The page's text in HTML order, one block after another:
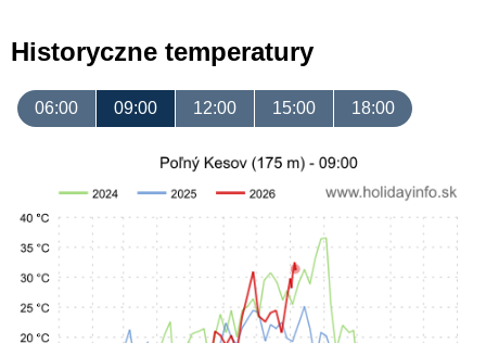
Historyczne temperatury
06:00 09:00 12:00 15:00 18:00